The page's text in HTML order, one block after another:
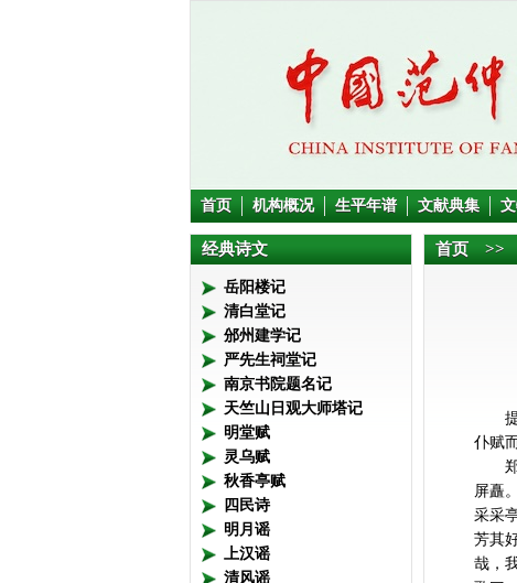
首页 机构概况 生平年谱 文献典集
经典诗文
岳阳楼记
清白堂记
邠州建学记
严先生祠堂记
南京书院题名记
天竺山日观大师塔记
明堂赋
灵乌赋
秋香亭赋
四民诗
明月谣
上汉谣
清风谣
首页 >>
仆赋
屏矗
采采
芳其
哉，